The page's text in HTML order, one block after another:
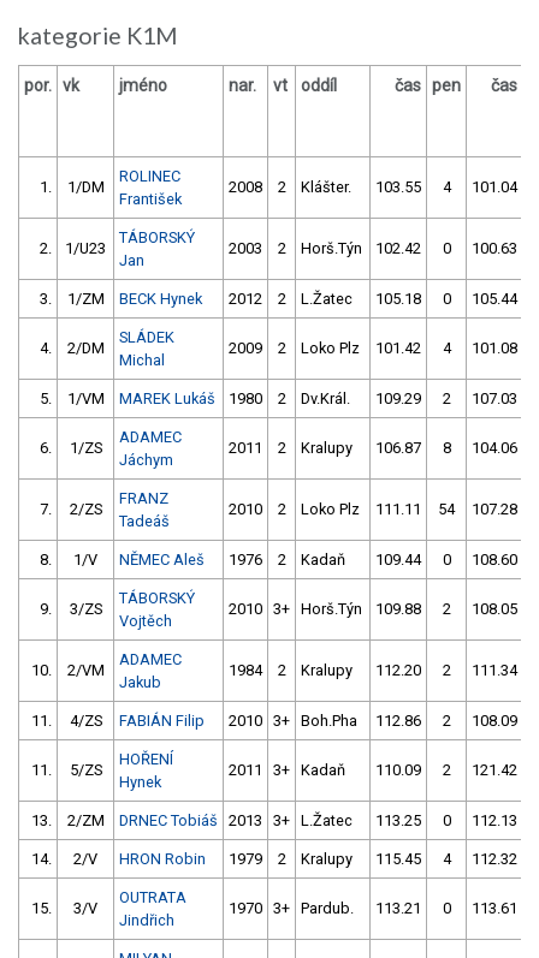
kategorie K1M
por. vk jméno nar. vt oddíl čas pen čas
1. 1/DM
ROLINEC
František
2008 2 Klášter. 103.55 4 101.04
2. 1/U23
TÁBORSKÝ
Jan
2003 2 Horš.Týn 102.42 0 100.63
3. 1/ZM BECK Hynek 2012 2 L.Žatec 105.18 0 105.44
4. 2/DM
SLÁDEK
Michal
2009 2 Loko Plz 101.42 4 101.08
5. 1/VM MAREK Lukáš 1980 2 Dv.Král. 109.29 2 107.03
6. 1/ZS
ADAMEC
Jáchym
2011 2 Kralupy 106.87 8 104.06
7. 2/ZS
FRANZ
Tadeáš
2010 2 Loko Plz 111.11 54 107.28
8. 1/V NĚMEC Aleš 1976 2 Kadaň 109.44 0 108.60
9. 3/ZS
TÁBORSKÝ
Vojtěch
2010 3+ Horš.Týn 109.88 2 108.05
10. 2/VM
ADAMEC
Jakub
1984 2 Kralupy 112.20 2 111.34
11. 4/ZS FABIÁN Filip 2010 3+ Boh.Pha 112.86 2 108.09
11. 5/ZS
HOŘENÍ
Hynek
2011 3+ Kadaň 110.09 2 121.42
13. 2/ZM DRNEC Tobiáš 2013 3+ L.Žatec 113.25 0 112.13
14. 2/V HRON Robin 1979 2 Kralupy 115.45 4 112.32
15. 3/V
OUTRATA
Jindřich
1970 3+ Pardub. 113.21 0 113.61